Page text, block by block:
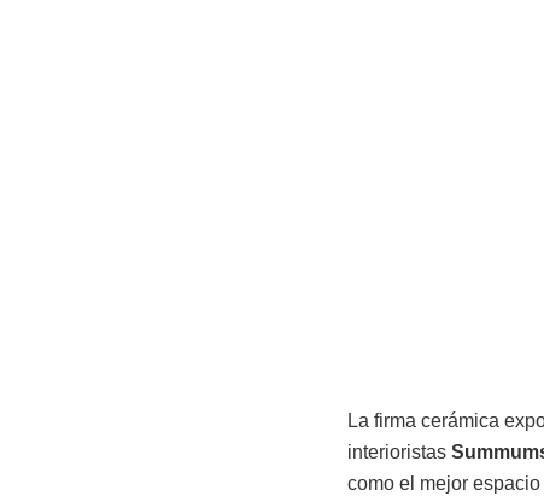
La firma cerámica
interioristas
como el mejor